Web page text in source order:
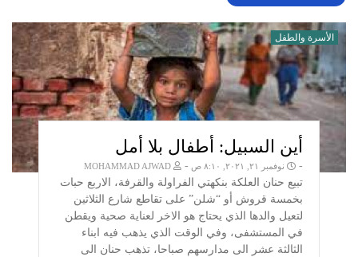
الأسرة والطفل
أين السبيل: أطفال بلا أمل
- نوفمبر ٢١, ٢٠٢١, ٨:١٠ ص -
MOHAMMAD AJWAD
تبيع حنان العلكة بنكهتي الفراولة والقرفة، الاربع حبات
بخمسة قروش أو “شلن” على تقاطع شارع الثلاثين
لتعيل والدها الذي يحتاج هو الاخر لعناية صحية ويقطن
في المستشفى، وفي الوقت الذي يذهب فيه ابناء
الثالثة عشر الى مدارسهم صباحا، تذهب حنان الى